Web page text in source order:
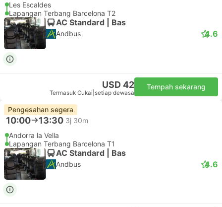
Les Escaldes
Lapangan Terbang Barcelona T2
AC Standard | Bas
Andbus 4.6
USD 42
Termasuk Cukai setiap dewasa
Tempah sekarang
Pengesahan segera
10:00 13:30 3j 30m
Andorra la Vella
Lapangan Terbang Barcelona T1
AC Standard | Bas
Andbus 4.6